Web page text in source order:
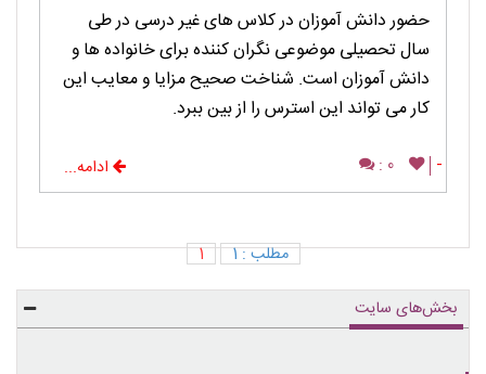
حضور دانش آموزان در کلاس های غیر درسی در طی
سال تحصیلی موضوعی نگران کننده برای خانواده ها و
دانش آموزان است. شناخت صحیح مزایا و معایب این
کار می تواند این استرس را از بین ببرد.
-
0 : ادامه...
1 مطلب : 1
بخش‌های سایت